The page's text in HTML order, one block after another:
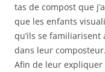
tas de compost que
que les enfants
qu’ils se familiarisent
dans leur composteur.
Afin de leur